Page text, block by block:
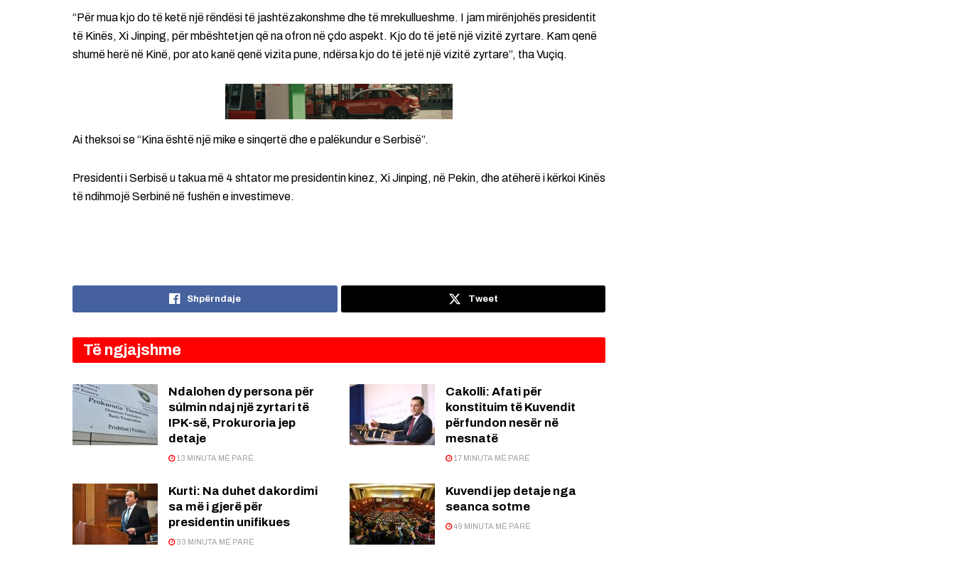
“Për mua kjo do të ketë një rëndësi të jashtëzakonshme dhe të mrekullueshme. I jam mirënjohës presidentit
të Kinës, Xi Jinping, për mbështetjen që na ofron në çdo aspekt. Kjo do të jetë një vizitë zyrtare. Kam qenë
shumë herë në Kinë, por ato kanë qenë vizita pune, ndërsa kjo do të jetë një vizitë zyrtare”, tha Vuçiq.
Ai theksoi se “Kina është një mike e sinqertë dhe e palëkundur e Serbisë”.
Presidenti i Serbisë u takua më 4 shtator me presidentin kinez, Xi Jinping, në Pekin, dhe atëherë i kërkoi Kinës
të ndihmojë Serbinë në fushën e investimeve.
Shpërndaje Tweet
Të ngjajshme
Ndalohen dy persona për
súlmin ndaj një zyrtari të
IPK-së, Prokuroria jep
detaje
13 MINUTA MË PARË
Cakolli: Afati për
konstituim të Kuvendit
përfundon nesër në
mesnatë
17 MINUTA MË PARË
Kurti: Na duhet dakordimi
sa më i gjerë për
presidentin unifikues
33 MINUTA MË PARË
Kuvendi jep detaje nga
seanca sotme
49 MINUTA MË PARË